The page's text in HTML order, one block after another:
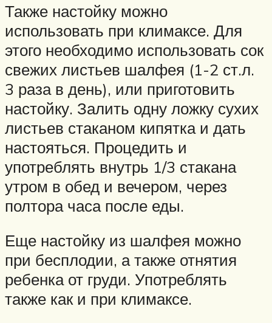
Также настойку можно
использовать при климаксе. Для
этого необходимо использовать сок
свежих листьев шалфея (1-2 ст.л.
3 раза в день), или приготовить
настойку. Залить одну ложку сухих
листьев стаканом кипятка и дать
настояться. Процедить и
употреблять внутрь 1/3 стакана
утром в обед и вечером, через
полтора часа после еды.
Еще настойку из шалфея можно
при бесплодии, а также отнятия
ребенка от груди. Употреблять
также как и при климаксе.